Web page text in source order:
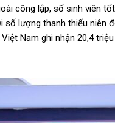
công lập, số sinh viên
số lượng thanh thiếu niên
Nam ghi nhận 20,4